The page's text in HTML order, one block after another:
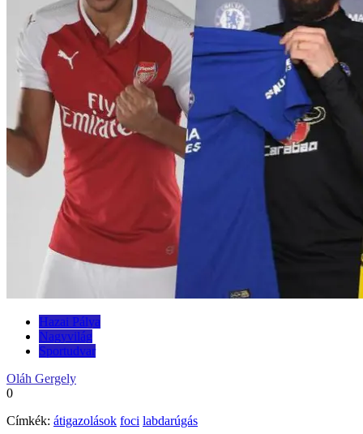
Hazai Pálya
Nagyvilág
Sportudvar
Oláh Gergely
0
Címkék: átigazolások foci labdarúgás